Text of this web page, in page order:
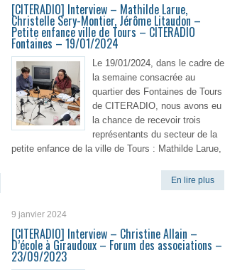
[CITERADIO] Interview – Mathilde Larue,
Christelle Sery-Montier, Jérôme Litaudon –
Petite enfance ville de Tours – CITERADIO
Fontaines – 19/01/2024
Le 19/01/2024, dans le cadre de
la semaine consacrée au
quartier des Fontaines de Tours
de CITERADIO, nous avons eu
la chance de recevoir trois
représentants du secteur de la
petite enfance de la ville de Tours : Mathilde Larue,
En lire plus
9 janvier 2024
[CITERADIO] Interview – Christine Allain –
D’école à Giraudoux – Forum des associations –
23/09/2023